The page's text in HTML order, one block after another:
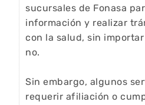
sucursales de Fonasa
información y realizar
con la salud, sin
no.
Sin embargo, algunos
requerir afiliación o